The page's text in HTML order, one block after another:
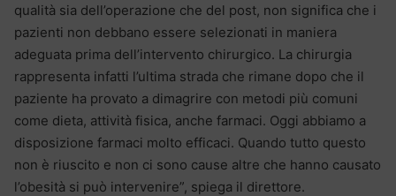
qualità sia dell’operazione che del post, non significa che i
pazienti non debbano essere selezionati in maniera
adeguata prima dell’intervento chirurgico. La chirurgia
rappresenta infatti l’ultima strada che rimane dopo che il
paziente ha provato a dimagrire con metodi più comuni
come dieta, attività fisica, anche farmaci. Oggi abbiamo a
disposizione farmaci molto efficaci. Quando tutto questo
non è riuscito e non ci sono cause altre che hanno causato
l’obesità si può intervenire”, spiega il direttore.